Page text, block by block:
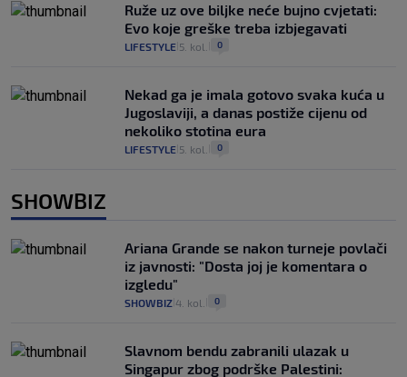
Ruže uz ove biljke neće bujno cvjetati:
Evo koje greške treba izbjegavati
LIFESTYLE 5. kol. 0
Nekad ga je imala gotovo svaka kuća u
Jugoslaviji, a danas postiže cijenu od
nekoliko stotina eura
LIFESTYLE 5. kol. 0
SHOWBIZ
Ariana Grande se nakon turneje povlači
iz javnosti: "Dosta joj je komentara o
izgledu"
SHOWBIZ 4. kol. 0
Slavnom bendu zabranili ulazak u
Singapur zbog podrške Palestini: